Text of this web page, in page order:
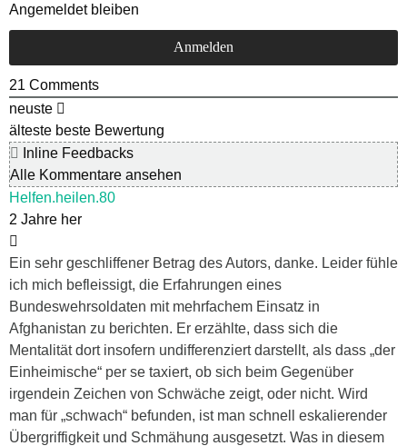
Angemeldet bleiben
21 Comments
neuste
älteste beste Bewertung
Inline Feedbacks
Alle Kommentare ansehen
Helfen.heilen.80
2 Jahre her
Ein sehr geschliffener Betrag des Autors, danke. Leider fühle
ich mich befleissigt, die Erfahrungen eines
Bundeswehrsoldaten mit mehrfachem Einsatz in
Afghanistan zu berichten. Er erzählte, dass sich die
Mentalität dort insofern undifferenziert darstellt, als dass „der
Einheimische“ per se taxiert, ob sich beim Gegenüber
irgendein Zeichen von Schwäche zeigt, oder nicht. Wird
man für „schwach“ befunden, ist man schnell eskalierender
Übergriffigkeit und Schmähung ausgesetzt. Was in diesem